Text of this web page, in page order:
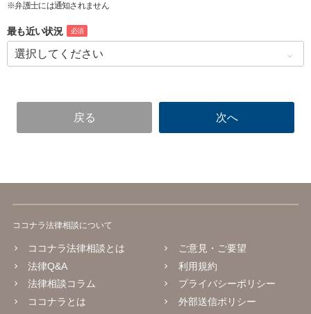
※弁護士には通知されません
最も近い状況 必須
ココナラ法律相談について
ココナラ法律相談とは
法律Q&A
法律相談コラム
ココナラとは
ご意見・ご要望
利用規約
プライバシーポリシー
外部送信ポリシー